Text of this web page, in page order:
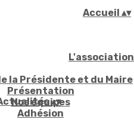
Accueil ▴▾
L'association
la Présidente et du Maire
Présentation
Nos équipes
Adhésion
▴▾